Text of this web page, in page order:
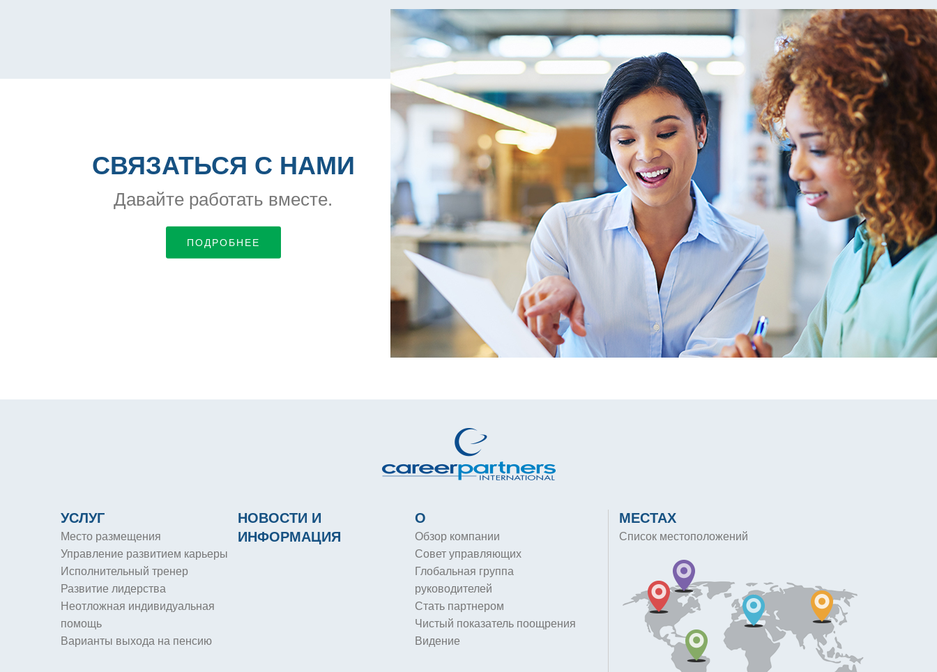
СВЯЗАТЬСЯ С НАМИ
Давайте работать вместе.
ПОДРОБНЕЕ
УСЛУГ
Место размещения
Управление развитием карьеры
Исполнительный тренер
Развитие лидерства
Неотложная индивидуальная
помощь
Варианты выхода на пенсию
НОВОСТИ И
ИНФОРМАЦИЯ
О
Обзор компании
Совет управляющих
Глобальная группа
руководителей
Стать партнером
Чистый показатель поощрения
Видение
МЕСТАХ
Список местоположений